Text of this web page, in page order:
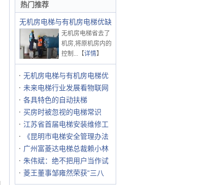
热门推荐
无机房电梯与有机房电梯优缺
无机房电梯省去了
机房,将原机房内的
控制...【详情】
无机房电梯与有机房电梯优
未来电梯行业发展看物联网
各具特色的自动扶梯
买房时被忽视的电梯常识
江苏省首届电梯安装维修工
《昆明市电梯安全管理办法
广州富菱达电梯总裁赖小林
朱伟斌：绝不把用户当作试
菱王董事邹雍然荣获“三八